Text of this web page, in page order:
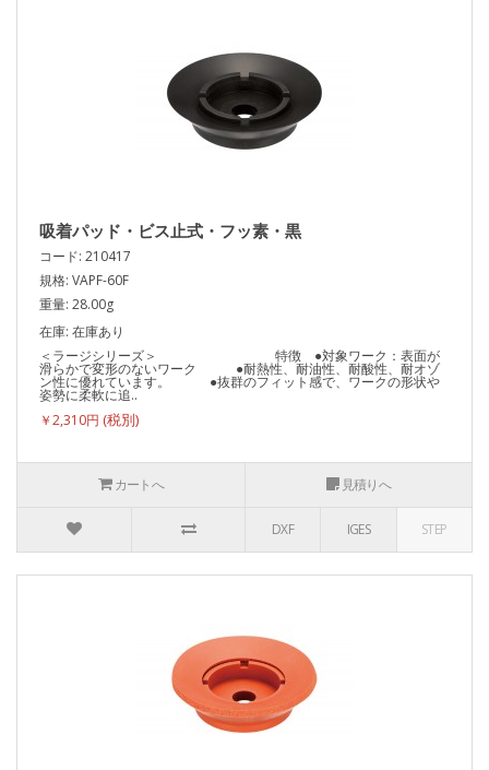
吸着パッド・ビス止式・フッ素・黒
コード: 210417
規格: VAPF-60F
重量: 28.00g
在庫: 在庫あり
＜ラージシリーズ＞ 特徴 ●対象ワーク：表面が
滑らかで変形のないワーク ●耐熱性、耐油性、耐酸性、耐オゾ
ン性に優れています。 ●抜群のフィット感で、ワークの形状や
姿勢に柔軟に追..
￥2,310円
カートへ 見積りへ
DXF IGES STEP